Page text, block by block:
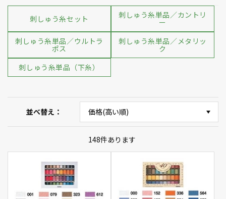
刺しゅう糸セット 刺しゅう糸単品／カントリ
ー
刺しゅう糸単品／ウルトラ
ポス
刺しゅう糸単品／メタリッ
ク
刺しゅう糸単品（下糸）
並べ替え
148件あります